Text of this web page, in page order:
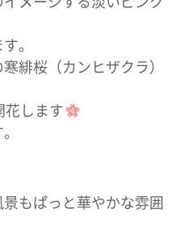
。
緋桜（カンヒザクラ）
花します
もぱっと華やかな雰囲